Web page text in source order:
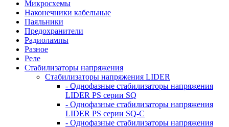
Микросхемы
Наконечники кабельные
Паяльники
Предохранители
Радиолампы
Разное
Реле
Стабилизаторы напряжения
Стабилизаторы напряжения LIDER
- Однофазные стабилизаторы напряжения
LIDER PS серии SQ
- Однофазные стабилизаторы напряжения
LIDER PS серии SQ-C
- Однофазные стабилизаторы напряжения